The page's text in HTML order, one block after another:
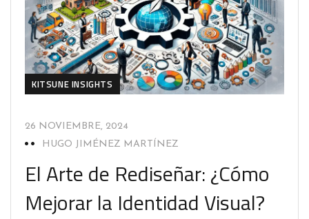
KITSUNE INSIGHTS
26 NOVIEMBRE, 2024
HUGO JIMÉNEZ MARTÍNEZ
El Arte de Rediseñar: ¿Cómo
Mejorar la Identidad Visual?